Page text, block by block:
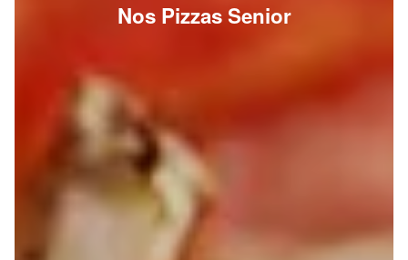
Nos Pizzas Senior